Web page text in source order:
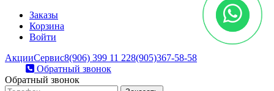
Заказы
Корзина
Войти
АкцииСервис8(906) 399 11 228(905)367-58-58
Обратный звонок
Обратный звонок